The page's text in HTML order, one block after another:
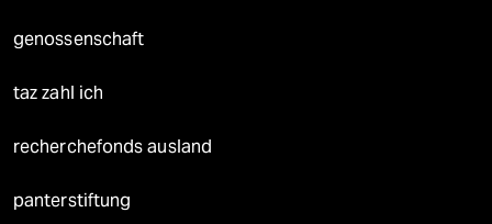
genossenschaft
taz zahl ich
recherchefonds ausland
panterstiftung